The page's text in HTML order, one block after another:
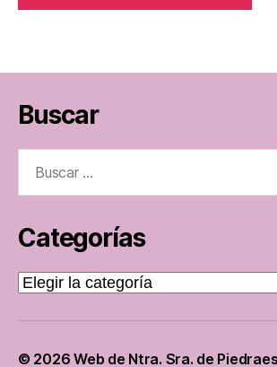
Buscar
Categorías
Categorías
© 2026Web de Ntra. Sra. de